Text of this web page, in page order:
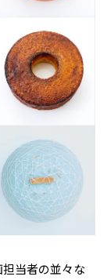
当者の並々な